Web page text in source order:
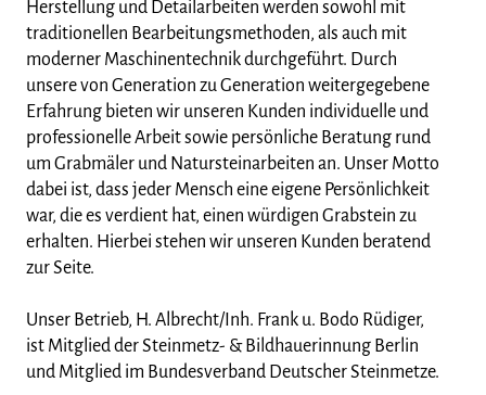
Herstellung und Detailarbeiten werden sowohl mit
traditionellen Bearbeitungsmethoden, als auch mit
moderner Maschinentechnik durchgeführt. Durch
unsere von Generation zu Generation weitergegebene
Erfahrung bieten wir unseren Kunden individuelle und
professionelle Arbeit sowie persönliche Beratung rund
um Grabmäler und Natursteinarbeiten an. Unser Motto
dabei ist, dass jeder Mensch eine eigene Persönlichkeit
war, die es verdient hat, einen würdigen Grabstein zu
erhalten. Hierbei stehen wir unseren Kunden beratend
zur Seite.
Unser Betrieb, H. Albrecht/Inh. Frank u. Bodo Rüdiger,
ist Mitglied der Steinmetz- & Bildhauerinnung Berlin
und Mitglied im Bundesverband Deutscher Steinmetze.